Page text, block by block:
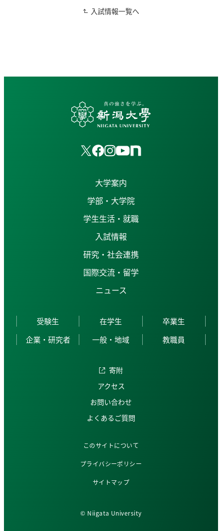
入試情報一覧へ
大学案内
学部・大学院
学生生活・就職
入試情報
研究・社会連携
国際交流・留学
ニュース
受験生 在学生
卒業生
企業・研究者
一般・地域 教職員
寄附
アクセス
お問い合わせ
よくあるご質問
このサイトについて
プライバシーポリシー
サイトマップ
© Niigata University